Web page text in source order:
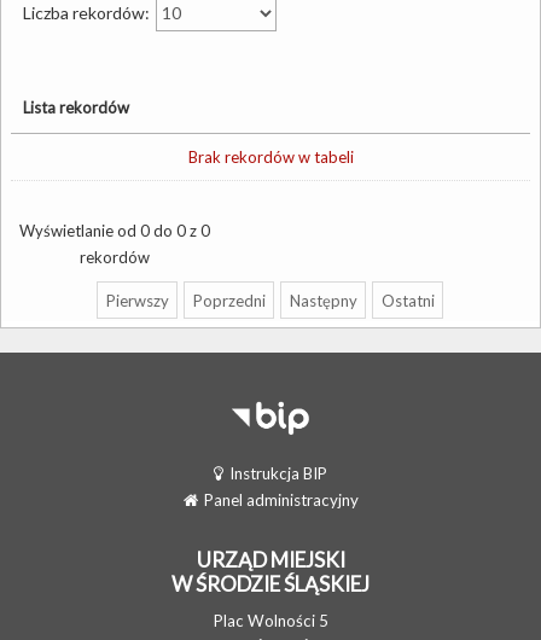
Liczba rekordów:
Lista rekordów
Brak rekordów w tabeli
Wyświetlanie od 0 do 0 z 0
rekordów
Pierwszy Poprzedni Następny Ostatni
Instrukcja BIP
Panel administracyjny
URZĄD MIEJSKI
W ŚRODZIE ŚLĄSKIEJ
Plac Wolności 5